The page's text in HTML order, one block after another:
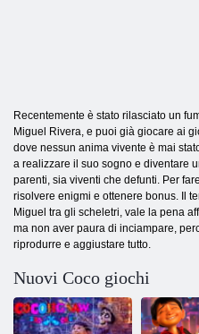
Recentemente è stato rilasciato un
Miguel Rivera, e puoi già giocare ai
dove nessun anima vivente è mai
a realizzare il suo sogno e diventare
parenti, sia viventi che defunti. Per
risolvere enigmi e ottenere bonus. Il
Miguel tra gli scheletri, vale la pena
ma non aver paura di inciampare,
riprodurre e aggiustare tutto.
Nuovi Coco giochi